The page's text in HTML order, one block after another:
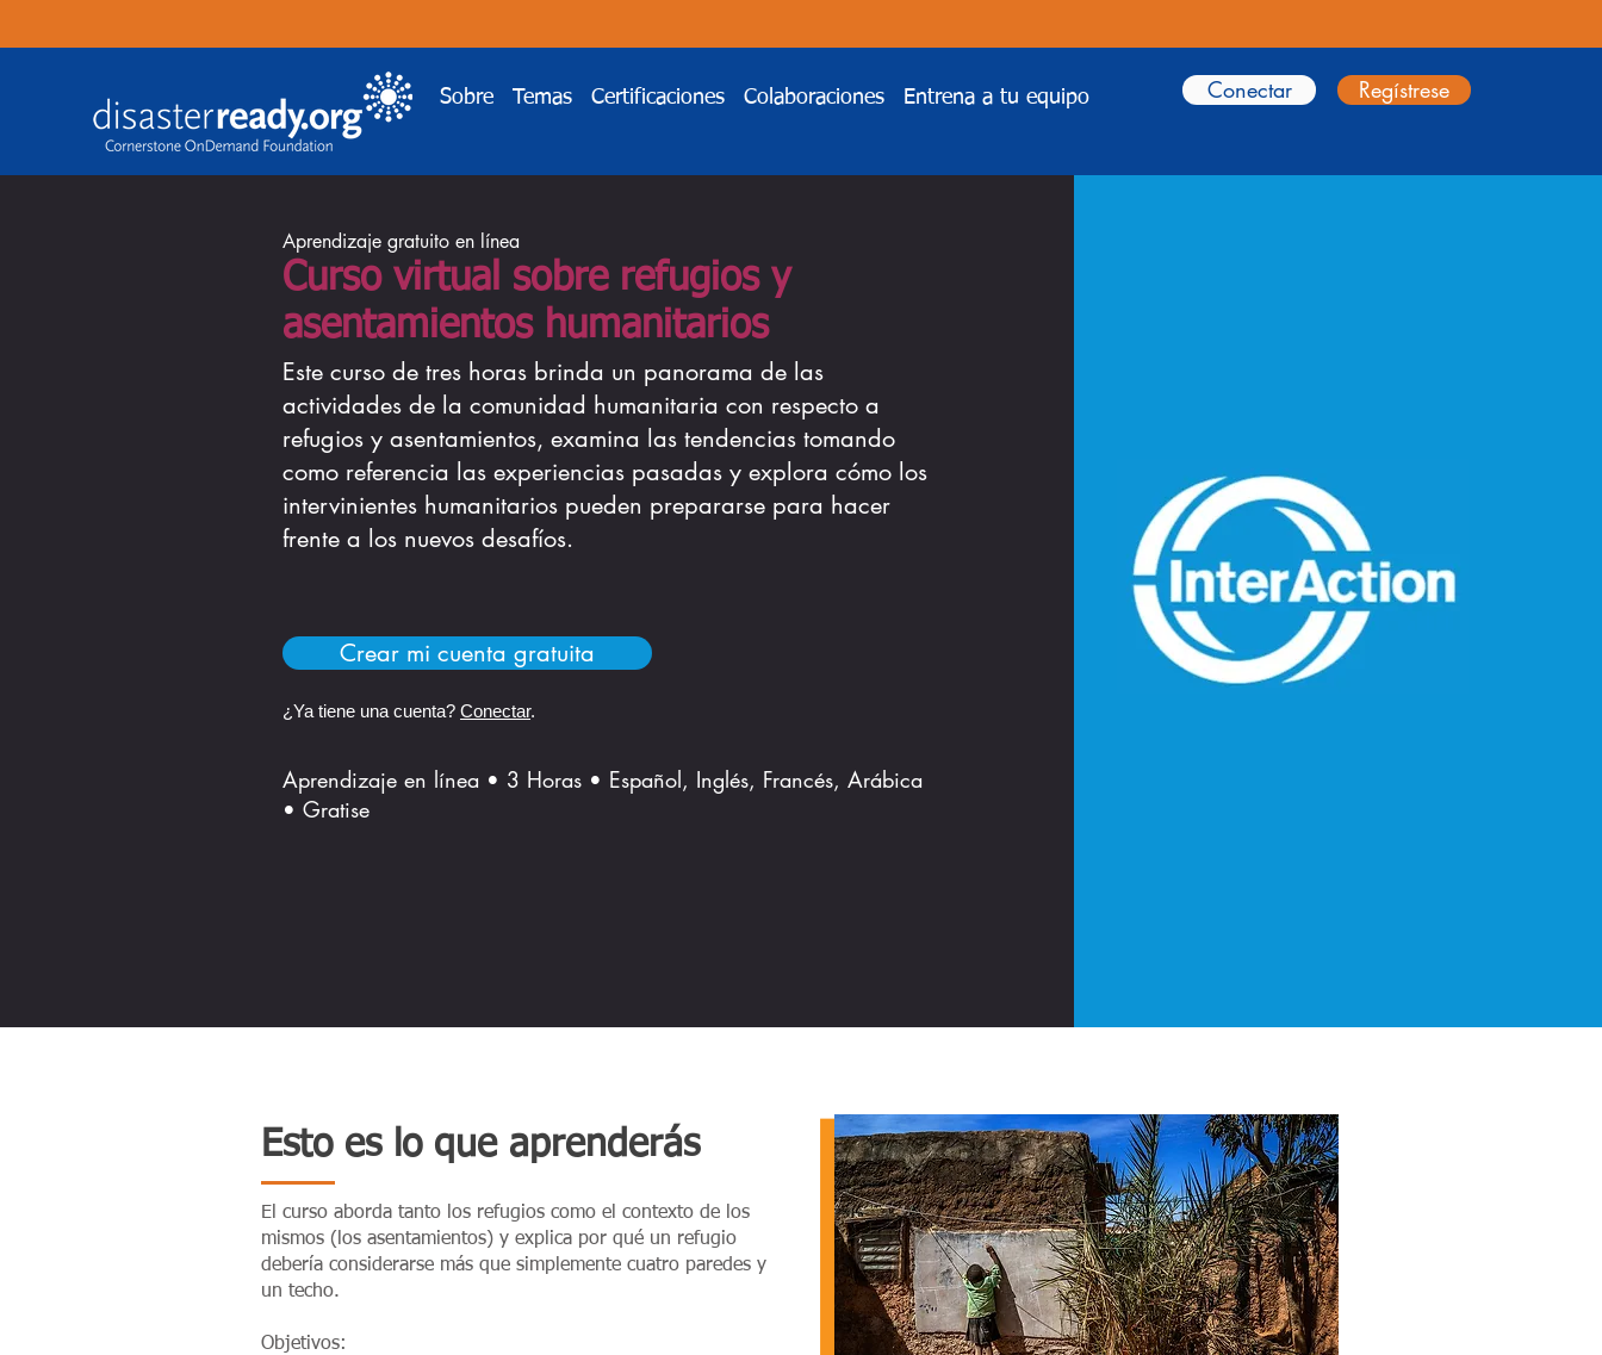
Sobre Temas Certificaciones Colaboraciones Entrena a tu equipo Conectar Regístrese
Aprendizaje gratuito en línea
Curso virtual sobre refugios y
asentamientos humanitarios
Este curso de tres horas brinda un panorama de las
actividades de la comunidad humanitaria con respecto a
refugios y asentamientos, examina las tendencias tomando
como referencia las experiencias pasadas y explora cómo los
intervinientes humanitarios pueden prepararse para hacer
frente a los nuevos desafíos.
Crear mi cuenta gratuita
¿Ya tiene una cuenta?Conectar.
Aprendizaje en línea • 3 Horas • Español, Inglés, Francés, Arábica
• Gratise
Esto es lo que aprenderás
El curso aborda tanto los refugios como el contexto de los
mismos (los asentamientos) y explica por qué un refugio
debería considerarse más que simplemente cuatro paredes y
un techo.
Objetivos: